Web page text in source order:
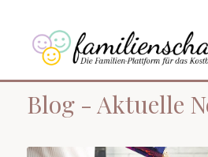
Blog - Aktuelle